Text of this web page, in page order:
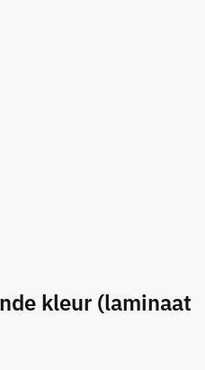
kleur (laminaat